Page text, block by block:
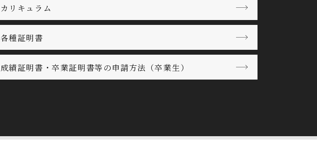
カリキュラム
各種証明書
成績証明書・卒業証明書等の申請方法（卒業生）